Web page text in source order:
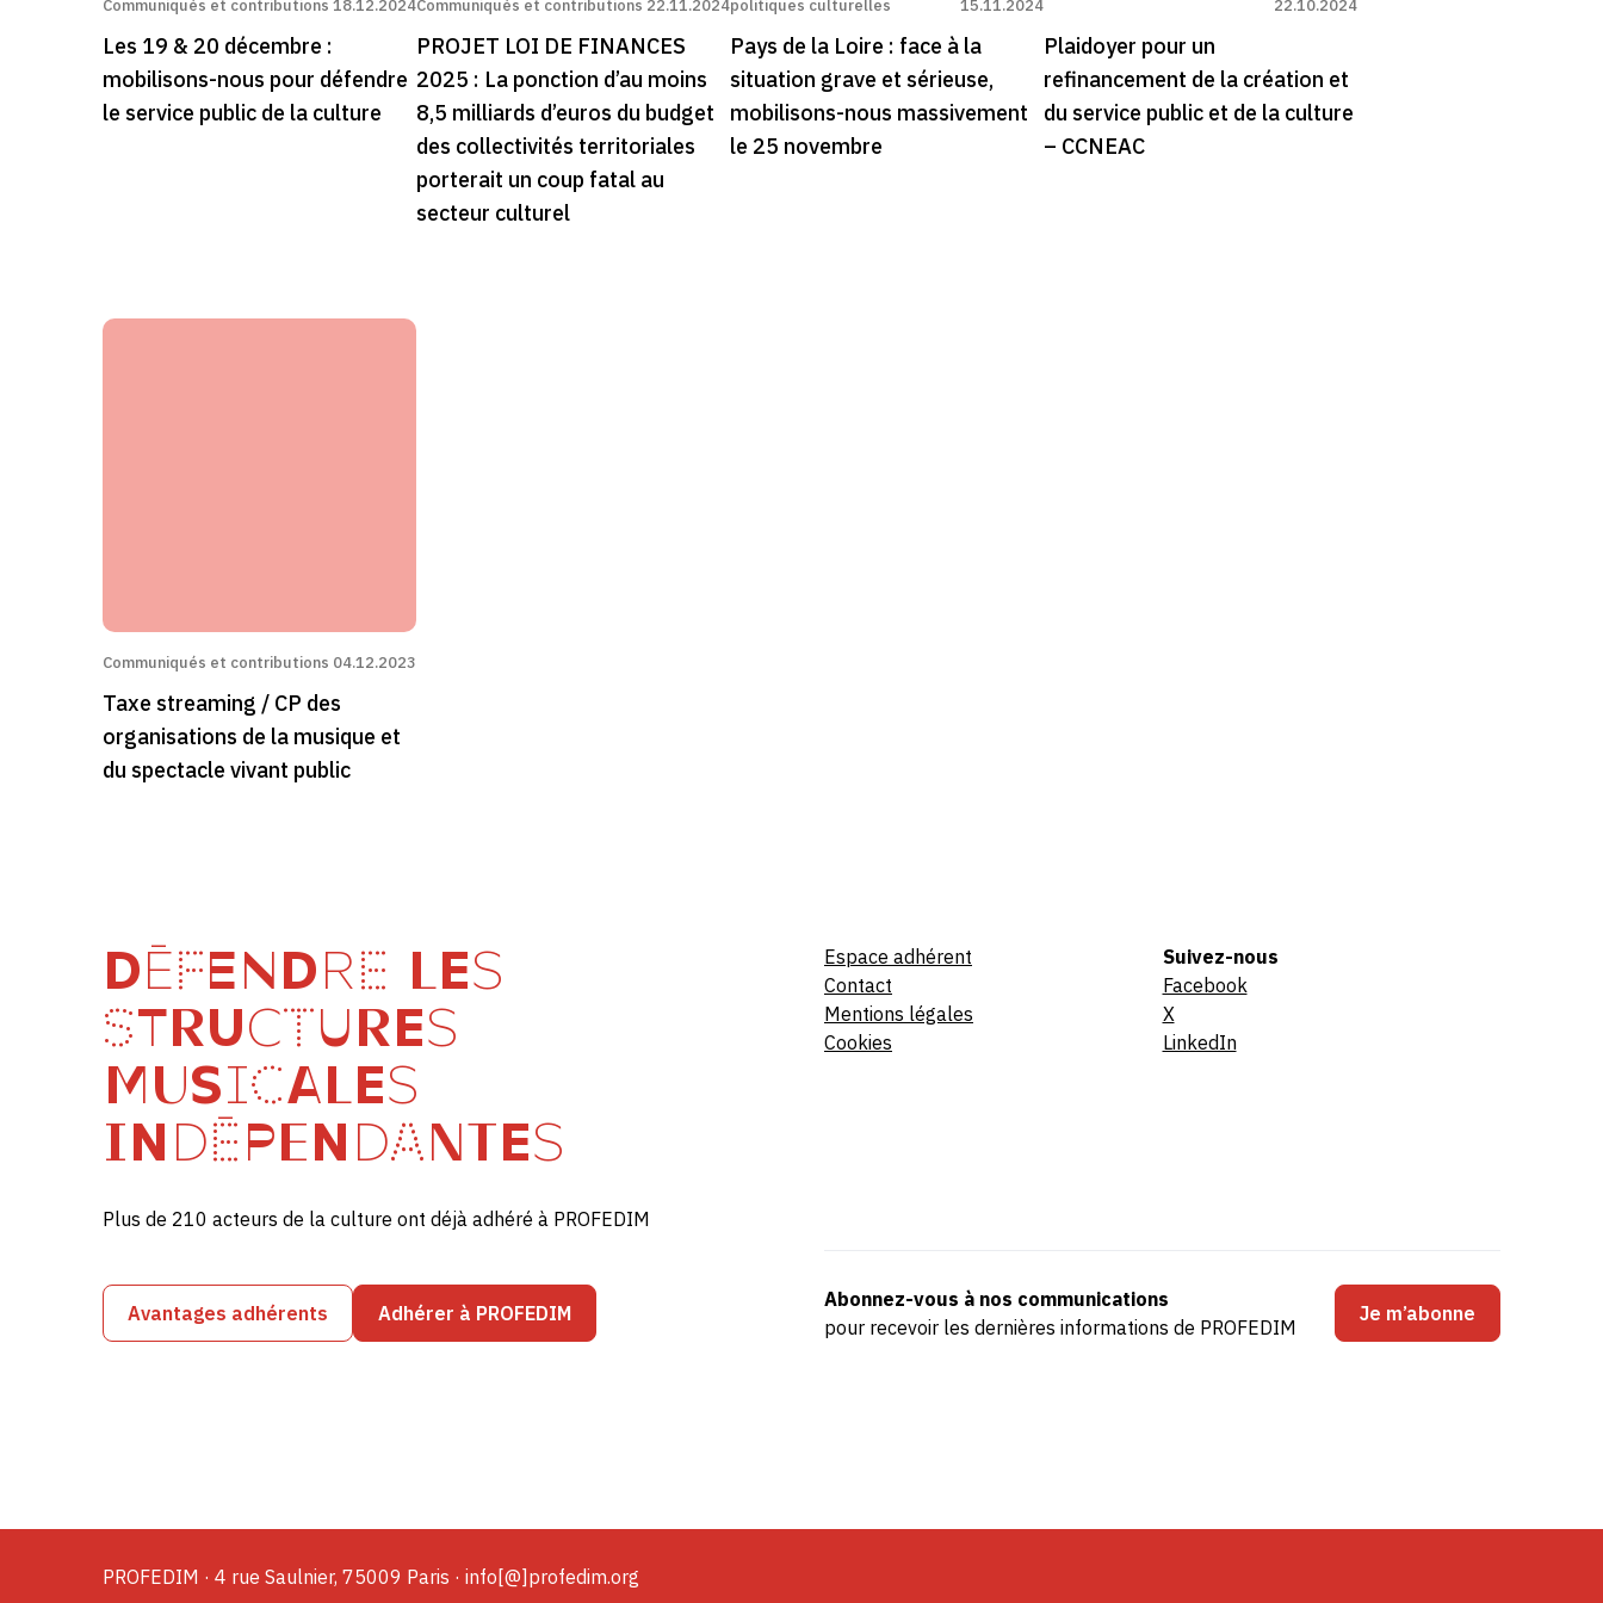
Communiqués et contributions 18.12.2024
Les 19 & 20 décembre :
mobilisons-nous pour défendre
le service public de la culture
Communiqués et contributions 22.11.2024
PROJET LOI DE FINANCES
2025 : La ponction d’au moins
8,5 milliards d’euros du budget
des collectivités territoriales
porterait un coup fatal au
secteur culturel
politiques culturelles 15.11.2024
Pays de la Loire : face à la
situation grave et sérieuse,
mobilisons-nous massivement
le 25 novembre
22.10.2024
Plaidoyer pour un
refinancement de la création et
du service public et de la culture
– CCNEAC
Communiqués et contributions 04.12.2023
Taxe streaming / CP des
organisations de la musique et
du spectacle vivant public
DÉFENDRE LES
STRUCTURES
MUSICALES
INDÉPENDANTES
Plus de 210 acteurs de la culture ont déjà adhéré à PROFEDIM
Avantages adhérents Adhérer à PROFEDIM
Espace adhérent
Contact
Mentions légales
Cookies
Suivez-nous
Facebook
X
LinkedIn
Abonnez-vous à nos communications
pour recevoir les dernières informations de PROFEDIM
Je m’abonne
PROFEDIM · 4 rue Saulnier, 75009 Paris · info[@]profedim.org